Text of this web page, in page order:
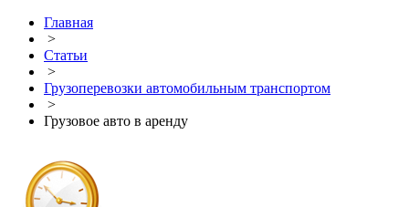
Главная
>
Статьи
>
Грузоперевозки автомобильным транспортом
>
Грузовое авто в аренду